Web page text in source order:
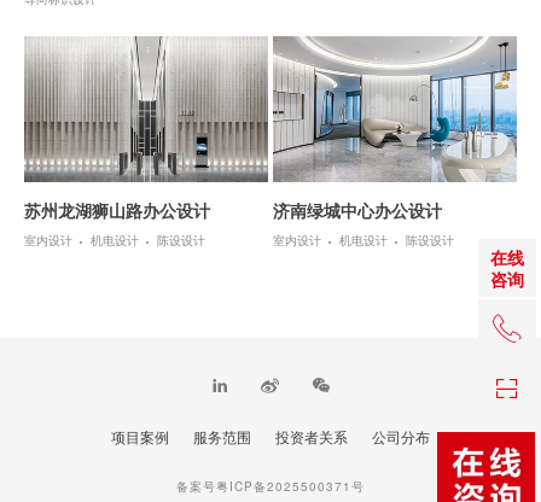
在线
咨询
+86
TOP
苏州龙湖狮山路办公设计
室内设计 机电设计 陈设设计
济南绿城中心办公设计
室内设计 机电设计 陈设设计
项目案例 服务范围 投资者关系 公司分布
备案号粤ICP备2025500371号